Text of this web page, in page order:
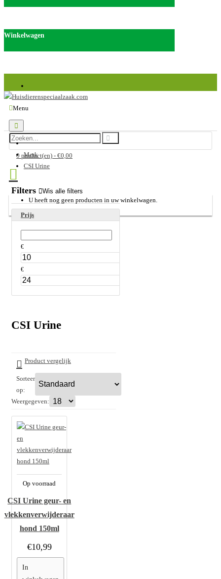
Winkelwagen
Huisdierenspeciaalzaak.com is onderdeel van Discus van de Weerd Veenendaal
0 product(en) - €0,00
U heeft nog geen producten in uw winkelwagen.
Merk
CSI Urine
Filters Wis alle filters
Prijs
€
€
CSI Urine
Product vergelijk
Sorteer
op:
Weergegeven:
Op voorraad
CSI Urine geur- en
vlekkenverwijderaar
hond 150ml
€10,99
In